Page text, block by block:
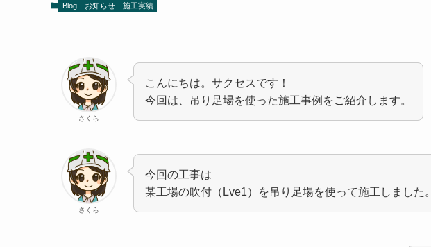
Blog お知らせ 施工実績
さくら
こんにちは。サクセスです！
今回は、吊り足場を使った施工事例をご紹介します。
さくら
今回の工事は
某工場の吹付（Lve1）を吊り足場を使って施工しました。